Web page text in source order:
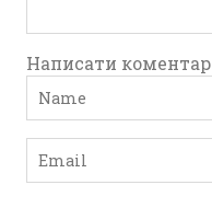
Написати коментар